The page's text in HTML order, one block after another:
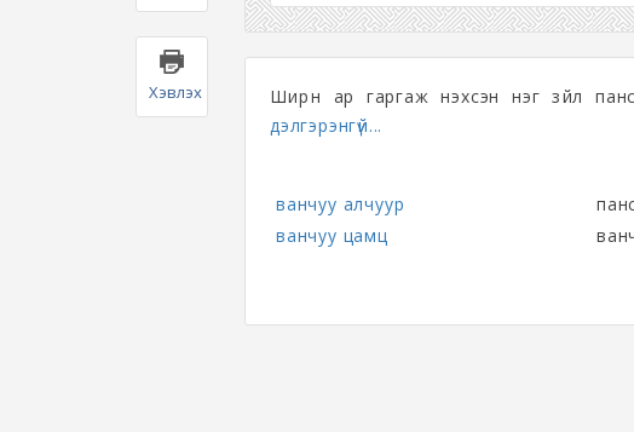
Хэвлэх Ширүүн ар гаргаж нэхсэн нэг зүйл
дэлгэрэнгүй...
ванчуу алчуур
ванчуу цамц